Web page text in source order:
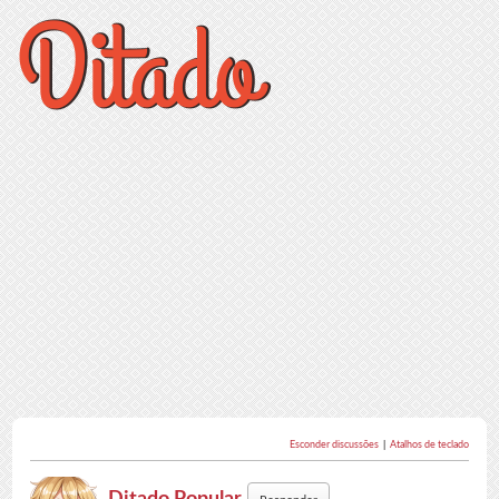
Esconder discussões Atalhos de teclado